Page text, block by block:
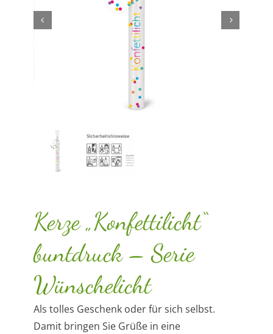
Kerze „Konfettilicht“
buntdruck – Serie
Wünschelicht
Als tolles Geschenk oder für sich selbst.
Damit bringen Sie Grüße in eine